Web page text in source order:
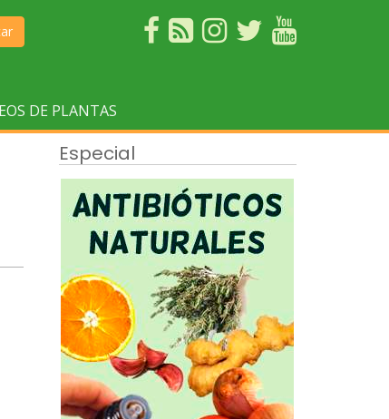
DE PLANTAS
Especial